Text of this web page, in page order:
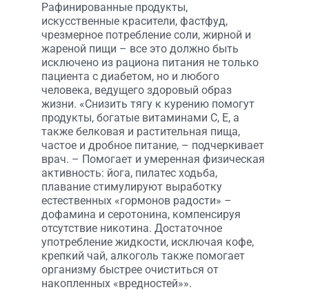
Рафинированные продукты,
искусственные красители, фастфуд,
чрезмерное потребление соли, жирной и
жареной пищи – все это должно быть
исключено из рациона питания не только
пациента с диабетом, но и любого
человека, ведущего здоровый образ
жизни. «Снизить тягу к курению помогут
продукты, богатые витаминами С, Е, а
также белковая и растительная пища,
частое и дробное питание, – подчеркивает
врач. – Помогает и умеренная физическая
активность: йога, пилатес ходьба,
плавание стимулируют выработку
естественных «гормонов радости» –
дофамина и серотонина, компенсируя
отсутствие никотина. Достаточное
употребление жидкости, исключая кофе,
крепкий чай, алкоголь также помогает
организму быстрее очиститься от
накопленных «вредностей»».